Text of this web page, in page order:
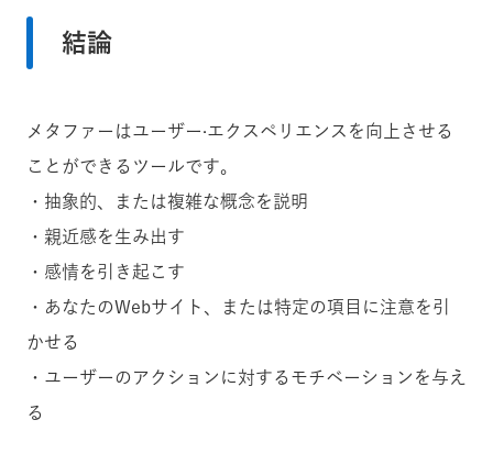
結論
メタファーはユーザー·エクスペリエンスを向上させる
ことができるツールです。
・抽象的、または複雑な概念を説明
・親近感を生み出す
・感情を引き起こす
・あなたのWebサイト、または特定の項目に注意を引
かせる
・ユーザーのアクションに対するモチベーションを与え
る